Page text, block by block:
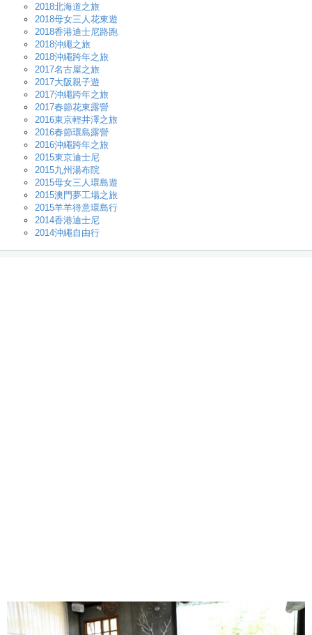
2018北海道之旅
2018母女三人花東遊
2018香港迪士尼路跑
2018沖繩之旅
2018沖繩跨年之旅
2017名古屋之旅
2017大阪親子遊
2017沖繩跨年之旅
2017春節花東露營
2016東京輕井澤之旅
2016春節環島露營
2016沖繩跨年之旅
2015東京迪士尼
2015九州湯布院
2015母女三人環島遊
2015澳門夢工場之旅
2015羊羊得意環島行
2014香港迪士尼
2014沖繩自由行